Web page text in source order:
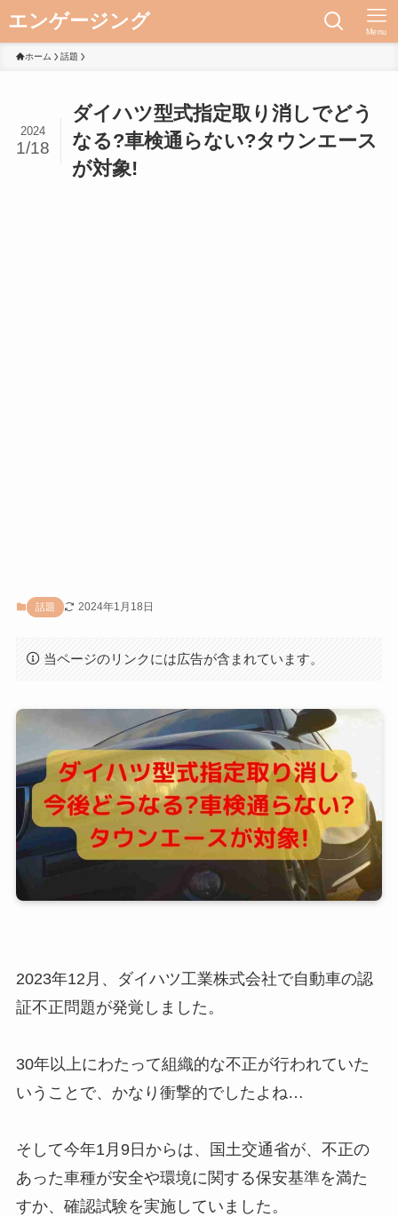
エンゲージング Menu
ホーム 話題
ダイハツ型式指定取り消しでどう
なる?車検通らない?タウンエース
が対象!
2024
1/18
話題 2024年1月18日
当ページのリンクには広告が含まれています。
2023年12月、ダイハツ工業株式会社で自動車の認
証不正問題が発覚しました。
30年以上にわたって組織的な不正が行われていた
いうことで、かなり衝撃的でしたよね…
そして今年1月9日からは、国土交通省が、不正の
あった車種が安全や環境に関する保安基準を満た
すか、確認試験を実施していました。